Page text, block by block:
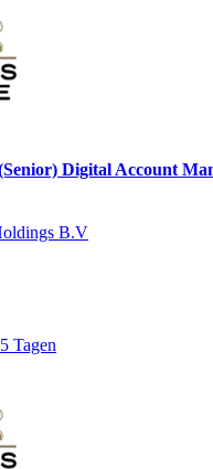
Digital Account
B.V
Tagen